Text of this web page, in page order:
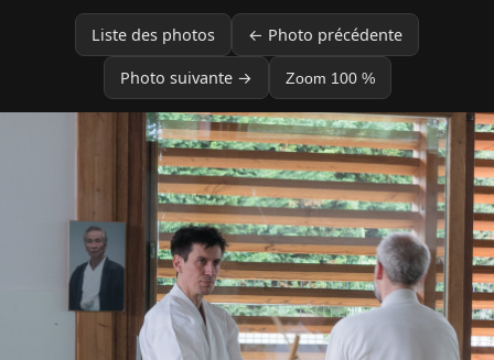
Liste des photos ← Photo précédente
Photo suivante → Zoom 100 %